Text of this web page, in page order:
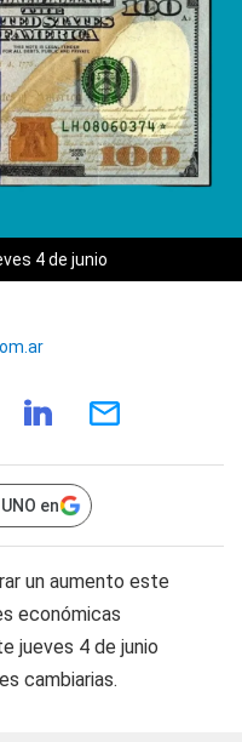
4 de junio
en
un aumento este
económicas
jueves 4 de junio
cambiarias.